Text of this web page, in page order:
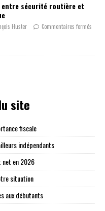
entre sécurité routière et
Huster Commentaires fermés
site
fiscale
indépendants
net en 2026
situation
aux débutants